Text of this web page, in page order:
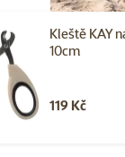
Kleště KAY
10cm
119 Kč